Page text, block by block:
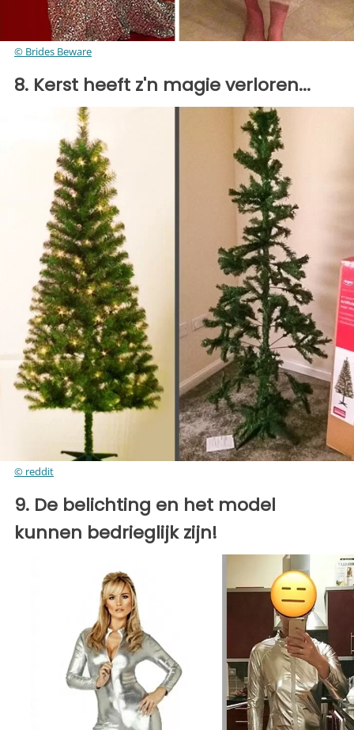
© Brides Beware
8. Kerst heeft z'n magie verloren...
© reddit
9. De belichting en het model
kunnen bedrieglijk zijn!